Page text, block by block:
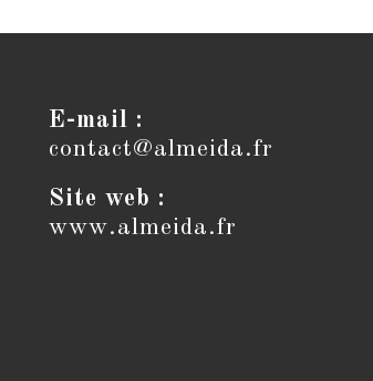
E-mail :
contact@almeida.fr
Site web :
www.almeida.fr